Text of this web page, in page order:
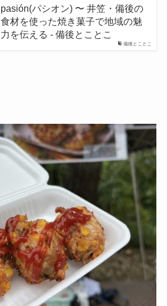
備後とことこ
pasión(パシオン) 〜 井笠・備後の
食材を使った焼き菓子で地域の魅
力を伝える - 備後とことこ